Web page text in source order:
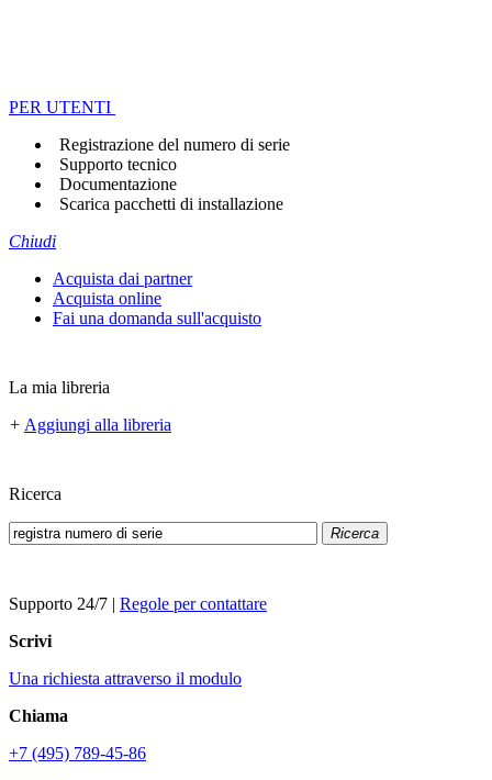
PER UTENTI
Registrazione del numero di serie
Supporto tecnico
Documentazione
Scarica pacchetti di installazione
Chiudi
Acquista dai partner
Acquista online
Fai una domanda sull'acquisto
La mia libreria
+ Aggiungi alla libreria
Ricerca
Ricerca
Supporto 24/7 | Regole per contattare
Scrivi
Una richiesta attraverso il modulo
Chiama
+7 (495) 789-45-86